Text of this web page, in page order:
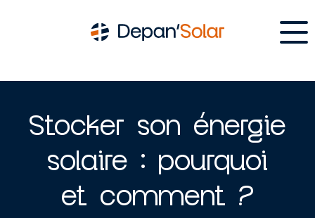
Stocker son énergie
solaire : pourquoi
et comment ?